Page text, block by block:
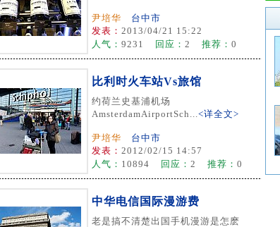
尹培华
台中市
发表： 2013/04/21 15:22
人气： 9231 回应： 2 推荐： 0
比利时火车站Vs旅馆
约荷兰史基浦机场
AmsterdamAirportSch...<详全文>
尹培华
台中市
发表： 2012/02/15 14:57
人气： 10894 回应： 2 推荐： 0
中华电信国际漫游费
老是搞不清楚出国手机漫游是怎麽